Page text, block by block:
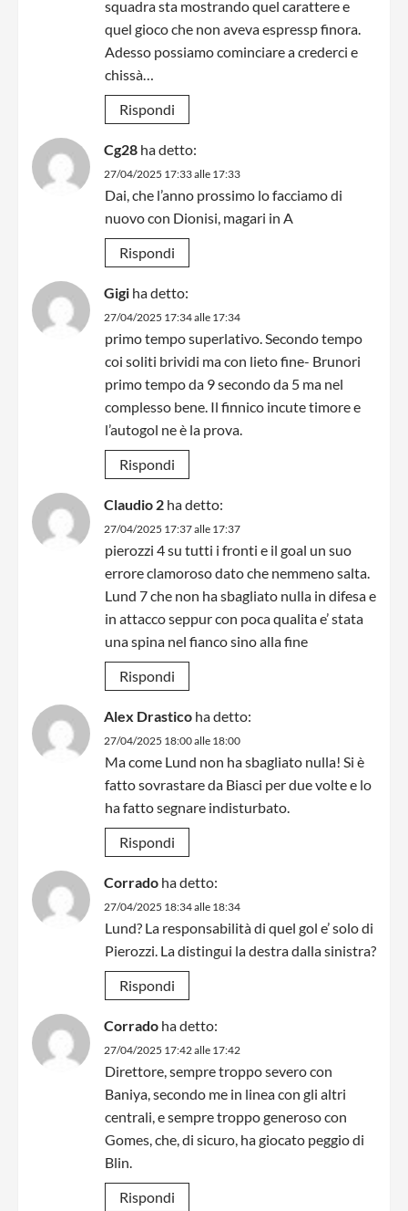
squadra sta mostrando quel carattere e
quel gioco che non aveva espressp finora.
Adesso possiamo cominciare a crederci e
chissà…
Rispondi
Cg28 ha detto:
27/04/2025 17:33 alle 17:33
Dai, che l’anno prossimo lo facciamo di
nuovo con Dionisi, magari in A
Rispondi
Gigi ha detto:
27/04/2025 17:34 alle 17:34
primo tempo superlativo. Secondo tempo
coi soliti brividi ma con lieto fine- Brunori
primo tempo da 9 secondo da 5 ma nel
complesso bene. Il finnico incute timore e
l’autogol ne è la prova.
Rispondi
Claudio 2 ha detto:
27/04/2025 17:37 alle 17:37
pierozzi 4 su tutti i fronti e il goal un suo
errore clamoroso dato che nemmeno salta.
Lund 7 che non ha sbagliato nulla in difesa e
in attacco seppur con poca qualita e’ stata
una spina nel fianco sino alla fine
Rispondi
Alex Drastico ha detto:
27/04/2025 18:00 alle 18:00
Ma come Lund non ha sbagliato nulla! Si è
fatto sovrastare da Biasci per due volte e lo
ha fatto segnare indisturbato.
Rispondi
Corrado ha detto:
27/04/2025 18:34 alle 18:34
Lund? La responsabilità di quel gol e’ solo di
Pierozzi. La distingui la destra dalla sinistra?
Rispondi
Corrado ha detto:
27/04/2025 17:42 alle 17:42
Direttore, sempre troppo severo con
Baniya, secondo me in linea con gli altri
centrali, e sempre troppo generoso con
Gomes, che, di sicuro, ha giocato peggio di
Blin.
Rispondi